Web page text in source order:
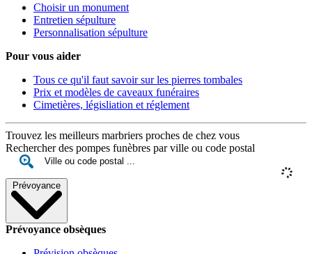
Choisir un monument
Entretien sépulture
Personnalisation sépulture
Pour vous aider
Tous ce qu'il faut savoir sur les pierres tombales
Prix et modèles de caveaux funéraires
Cimetières, législiation et réglement
Trouvez les meilleurs marbriers proches de chez vous
Rechercher des pompes funèbres par ville ou code postal
Prévoyance
Prévoyance obsèques